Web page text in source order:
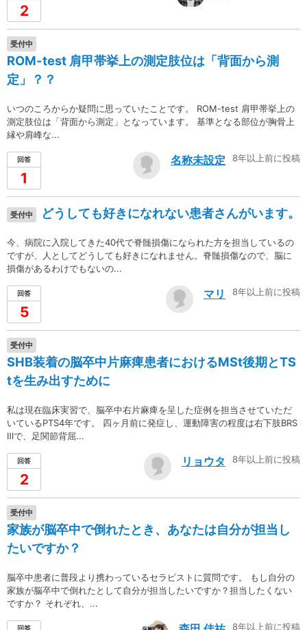
2
受付中
ROM-test 肩甲帯挙上の測定肢位は「背面から測
定」？？
いつのころからか疑問に思っていたことです。 ROM-test 肩甲帯挙上の
測定肢位は「背面から測定」となっています。 基準となる部位が胸骨上
縁や肩峰な...
回答
1
8年以上前に投稿
名称未設定
受付中 どうしても好きになれない患者さんがいます。
今、病院に入院してきた40代で脊髄損傷になられた方を担当しているの
ですが、人としてどうしても好きになれません。脊髄損傷なので、脳に
損傷があるわけでもないの...
回答
5
8年以上前に投稿
マリ
受付中
SHB装着の脳卒中片麻痺患者におけるMSt後期とTS
tを生み出すために
私は現在臨床実習で、脳卒中右片麻痺を呈した症例を担当させていただ
いているPTS4年です。 四ヶ月前に発症し、運動障害の程度は右下肢BRS
Ⅲで、足関節背屈...
回答
2
8年以上前に投稿
リョウタ
受付中
家族が脳卒中で倒れたとき、あなたは自分が担当し
たいですか？
脳卒中患者に普段より携わっているセラピストに質問です。 もし自分の
家族が脳卒中で倒れたとして自分が担当したいですか？担当したくない
ですか？ それぞれ、...
回答 8年以上前に投稿